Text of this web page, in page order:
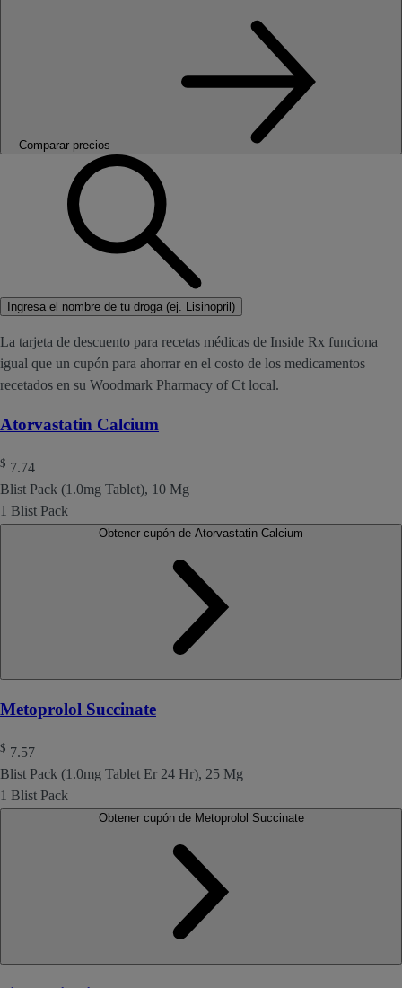
Comparar precios
Ingresa el nombre de tu droga (ej. Lisinopril)
La tarjeta de descuento para recetas médicas de Inside Rx funciona
igual que un cupón para ahorrar en el costo de los medicamentos
recetados en su Woodmark Pharmacy of Ct local.
Atorvastatin Calcium
$ 7.74
Blist Pack (1.0mg Tablet), 10 Mg
1 Blist Pack
Metoprolol Succinate
$ 7.57
Blist Pack (1.0mg Tablet Er 24 Hr), 25 Mg
1 Blist Pack
Obtener cupón de Metoprolol Succinate